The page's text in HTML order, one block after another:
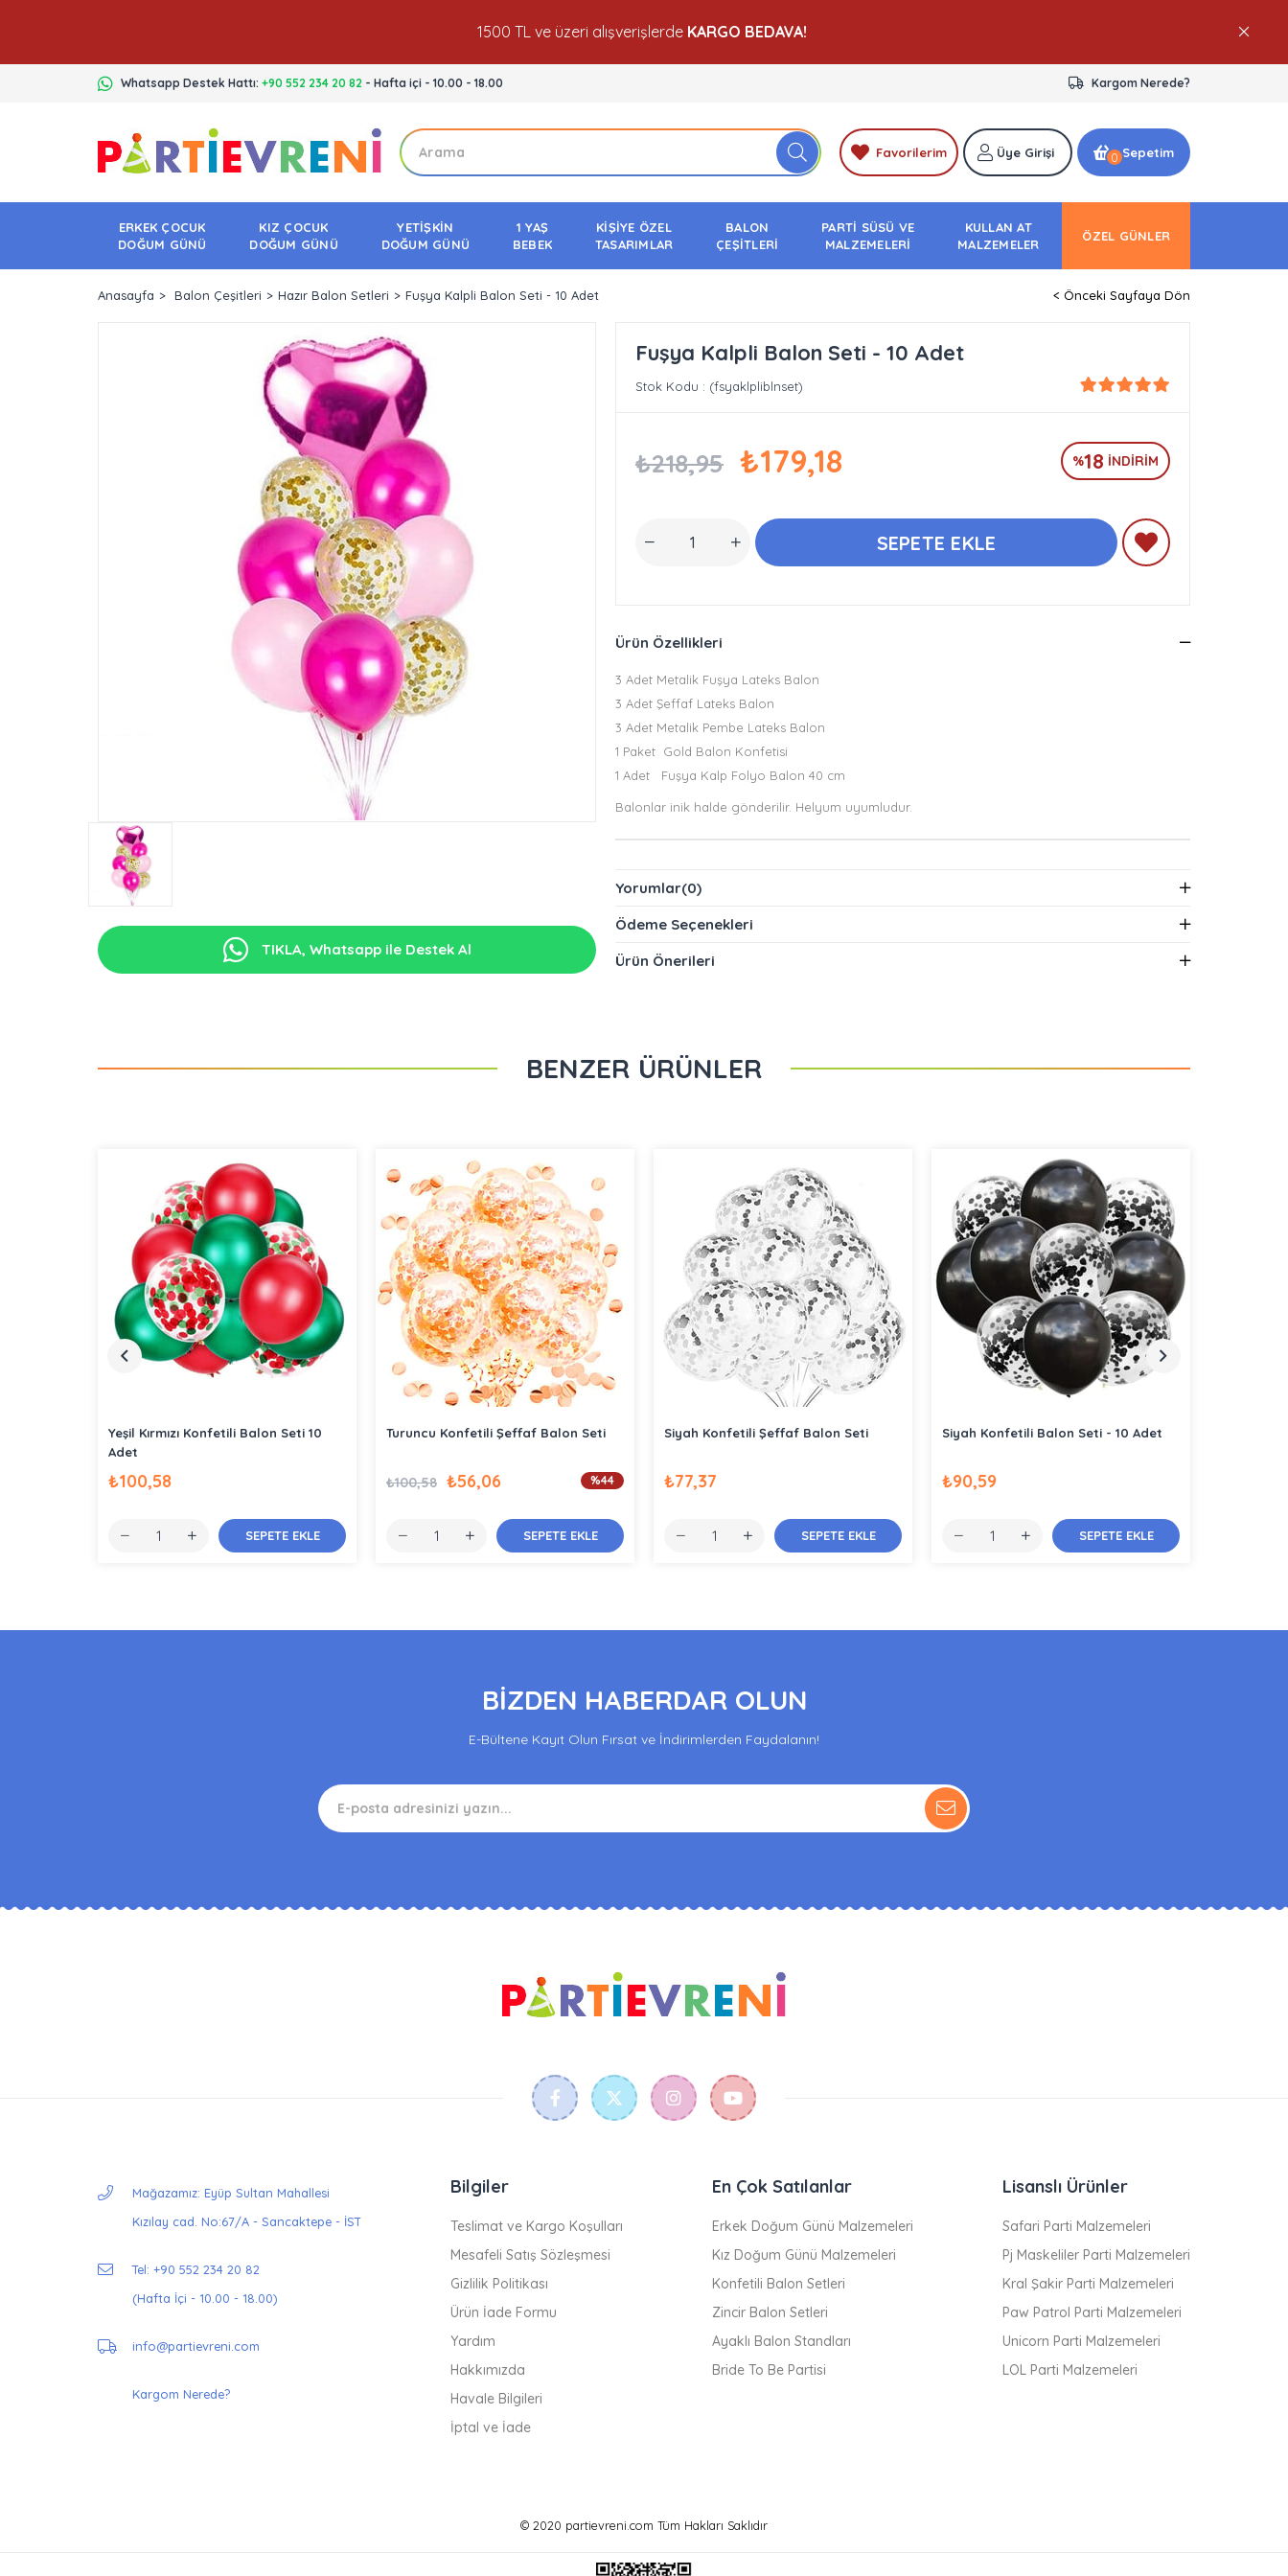
1500 TL ve üzeri alışverişlerde KARGO BEDAVA!
Whatsapp Destek Hattı: +90 552 234 20 82 - Hafta içi - 10.00 - 18.00 Kargom Nerede?
Sepetim
0
Üye Girişi
Favorilerim
ERKEK ÇOCUK
DOĞUM GÜNÜ
KIZ ÇOCUK
DOĞUM GÜNÜ
YETİŞKİN
DOĞUM GÜNÜ
1 YAŞ
BEBEK
KİŞİYE ÖZEL
TASARIMLAR
BALON
ÇEŞİTLERİ
PARTİ SÜSÜ VE
MALZEMELERİ
KULLAN AT
MALZEMELER
ÖZEL GÜNLER
Anasayfa Balon Çeşitleri Hazır Balon Setleri Fuşya Kalpli Balon Seti - 10 Adet < Önceki Sayfaya Dön
TIKLA, Whatsapp ile Destek Al
Fuşya Kalpli Balon Seti - 10 Adet
Stok Kodu (fsyaklpliblnset)
₺218,95 ₺179,18 %18 İNDIRIM
Ürün Özellikleri
3 Adet Metalik Fuşya Lateks Balon
3 Adet Şeffaf Lateks Balon
3 Adet Metalik Pembe Lateks Balon
1 Paket Gold Balon Konfetisi
1 Adet Fuşya Kalp Folyo Balon 40 cm
Balonlar inik halde gönderilir. Helyum uyumludur.
Yorumlar(0)
Ödeme Seçenekleri
Ürün Önerileri
BENZER ÜRÜNLER
Yeşil Kırmızı Konfetili Balon Seti 10
Adet
₺100,58
SEPETE EKLE
Turuncu Konfetili Şeffaf Balon Seti
₺56,06
₺100,58
SEPETE EKLE
%44
Siyah Konfetili Şeffaf Balon Seti
₺77,37
SEPETE EKLE
Siyah Konfetili Balon Seti - 10 Adet
₺90,59
SEPETE EKLE
BİZDEN HABERDAR OLUN
E-Bültene Kayıt Olun Fırsat ve İndirimlerden Faydalanın!
Mağazamız: Eyüp Sultan Mahallesi
Kızılay cad. No:67/A - Sancaktepe - İST
Tel: +90 552 234 20 82
(Hafta İçi - 10.00 - 18.00)
info@partievreni.com
Kargom Nerede?
Bilgiler
Teslimat ve Kargo Koşulları
Mesafeli Satış Sözleşmesi
Gizlilik Politikası
Ürün İade Formu
Yardım
Hakkımızda
Havale Bilgileri
İptal ve İade
En Çok Satılanlar
Erkek Doğum Günü Malzemeleri
Kız Doğum Günü Malzemeleri
Konfetili Balon Setleri
Zincir Balon Setleri
Ayaklı Balon Standları
Bride To Be Partisi
Lisanslı Ürünler
Safari Parti Malzemeleri
Pj Maskeliler Parti Malzemeleri
Kral Şakir Parti Malzemeleri
Paw Patrol Parti Malzemeleri
Unicorn Parti Malzemeleri
LOL Parti Malzemeleri
© 2020 partievreni.com Tüm Hakları Saklıdır